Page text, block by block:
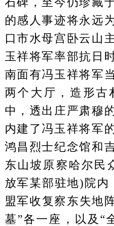
的感人事迹将永远
口市水母宫卧云山
玉祥将军率部抗日
南面有冯玉祥将军
两个大厅，造形古
中，透出庄严肃穆
内建了冯玉祥将军
鸿昌烈士纪念馆和
东山坡原察哈尔民
放军某部驻地)院内
盟军收复察东失地
墓”各一座，以及“